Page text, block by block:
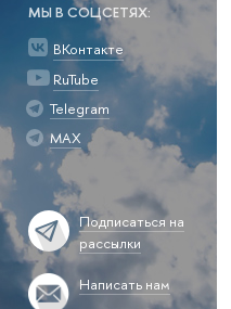
МЫ В СОЦСЕТЯХ:
ВКонтакте
RuTube
Telegram
MAX
Подписаться на
рассылки
Написать нам